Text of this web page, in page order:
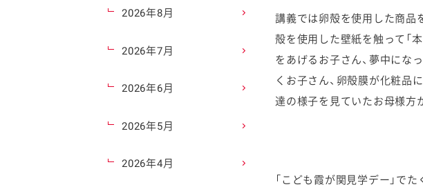
講義では卵殻を使用した商品
殻を使用した壁紙を触って「
をあげるお子さん、夢中にな
くお子さん、卵殻膜が化粧品
達の様子を見ていたお母様方
「こども霞が関見学デー」で
2026年8月
2026年7月
2026年6月
2026年5月
2026年4月